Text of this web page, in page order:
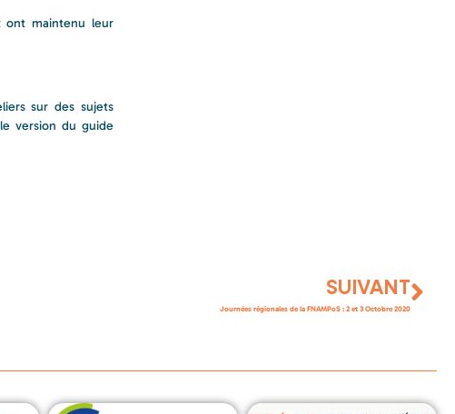
ont maintenu leur
sur des sujets
version du guide
SUIVANT
Journées régionales de la FNAMPoS : 2 et 3 Octobre 2020